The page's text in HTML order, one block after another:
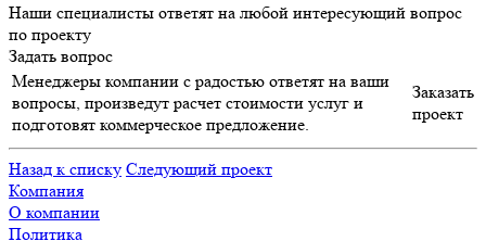
Наши специалисты ответят на любой интересующий вопрос
по проекту
Задать вопрос
Менеджеры компании с радостью ответят на ваши
вопросы, произведут расчет стоимости услуг и
подготовят коммерческое предложение.
Заказать
проект
Назад к списку Следующий проект
Компания
О компании
Политика